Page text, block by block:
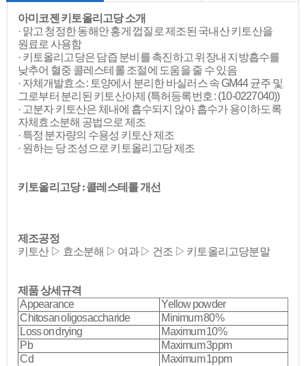
아미코젠 키토올리고당 소개
· 맑고 청정한 동해안 홍게 껍질로 제조된 국내산 키토산을
원료로 사용함
· 키토올리고당은 담즙 분비를 촉진하고 위장내 지방흡수를
낮추어 혈중 콜레스테롤 조절에 도움을 줄 수 있음
· 자체개발효소 : 토양에서 분리한 바실러스 속 GM44 균주 및
그로부터 분리된 키토산아제 (특허등록번호 : (10-0227040))
· 고분자 키토산은 체내에 흡수되지 않아 흡수가 용이하도록
자체효소분해 공법으로 제조
· 특정 분자량의 수용성 키토산 제조
· 원하는 당 조성으로 키토올리고당 제조
키토올리고당 : 콜레스테롤 개선
제조공정
키토산 ▷ 효소분해 ▷ 여과 ▷ 건조 ▷ 키토올리고당분말
제품 상세규격
Appearance
Yellow powder
Chitosan oligosaccharide
Minimum 80%
Loss on drying
Maximum 10%
Pb
Maximum 3ppm
Cd
Maximum 1ppm